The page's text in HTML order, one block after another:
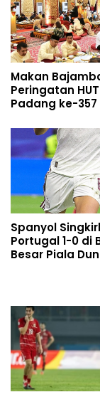
Makan
Peringatan
Padang ke-357
Spanyol
Portugal 1-0 di
Besar Piala